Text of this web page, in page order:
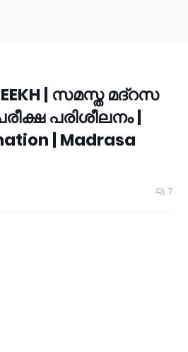
| സമസ്ത മദ്റസ
പരിശീലനം |
| Madrasa
7